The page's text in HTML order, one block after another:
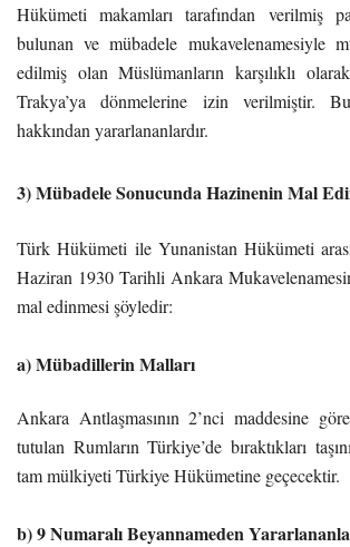
Hükümeti makamları tarafından verilmiş
bulunan ve mübadele mukavelenamesiyle
edilmiş olan Müslümanların karşılıklı
Trakya’ya dönmelerine izin verilmiştir.
hakkından yararlananlardır.
3) Mübadele Sonucunda Hazinenin Mal
Türk Hükümeti ile Yunanistan Hükümeti
Haziran 1930 Tarihli Ankara
mal edinmesi şöyledir:
a) Mübadillerin Malları
Ankara Antlaşmasının 2’nci maddesine
tutulan Rumların Türkiye’de bıraktıkları
tam mülkiyeti Türkiye Hükümetine geçecektir.
b) 9 Numaralı Beyannameden